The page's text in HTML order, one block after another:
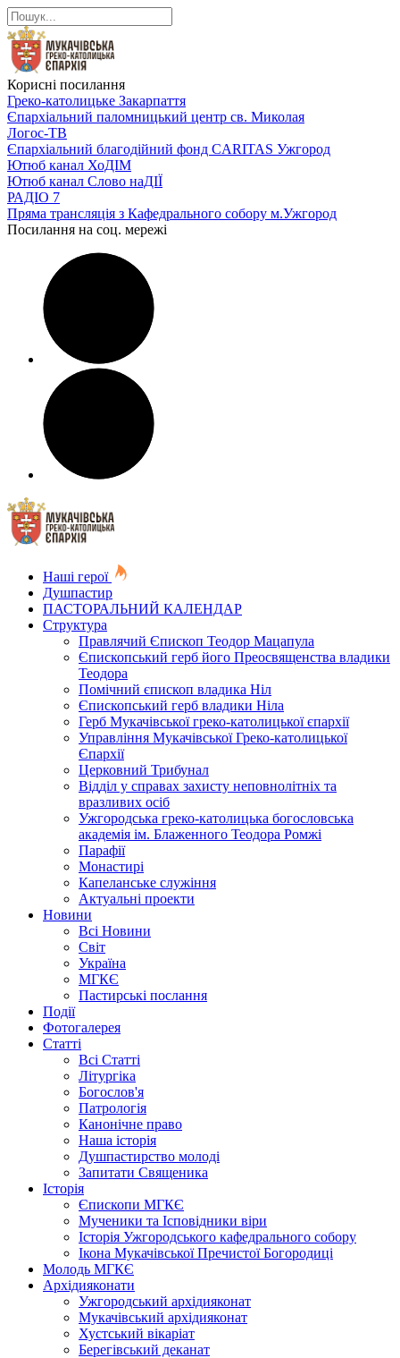
Корисні посилання
Греко-католицьке Закарпаття
Єпархіальний паломницький центр св. Миколая
Логос-ТВ
Єпархіальний благодійний фонд CARITAS Ужгород
Ютюб канал ХоДІМ
Ютюб канал Слово наДІЇ
РАДІО 7
Пряма трансляція з Кафедрального собору м.Ужгород
Посилання на соц. мережі
Наші герої
Душпастир
ПАСТОРАЛЬНИЙ КАЛЕНДАР
Структура
Правлячий Єпископ Теодор Мацапула
Єпископський герб його Преосвященства владики
Теодора
Помічний єпископ владика Ніл
Єпископський герб владики Ніла
Герб Мукачівської греко-католицької єпархії
Управління Мукачівської Греко-католицької
Єпархії
Церковний Трибунал
Відділ у справах захисту неповнолітніх та
вразливих осіб
Ужгородська греко-католицька богословська
академія ім. Блаженного Теодора Ромжі
Парафії
Монастирі
Капеланське служіння
Актуальні проекти
Новини
Всі Новини
Світ
Україна
МГКЄ
Пастирські послання
Події
Фотогалерея
Статті
Всі Статті
Літургіка
Богослов'я
Патрологія
Канонічне право
Наша історія
Душпастирство молоді
Запитати Священика
Історія
Єпископи МГКЄ
Мученики та Ісповідники віри
Історія Ужгородського кафедрального собору
Ікона Мукачівської Пречистої Богородиці
Молодь МГКЄ
Архідияконати
Ужгородський архідияконат
Мукачівський архідияконат
Хустський вікаріат
Берегівський деканат